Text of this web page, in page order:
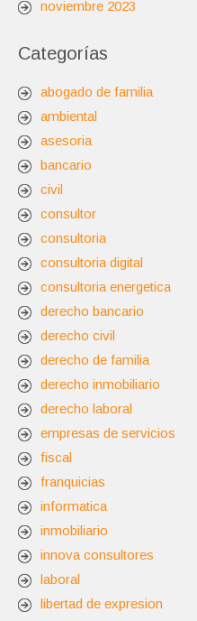
noviembre 2023
Categorías
abogado de familia
ambiental
asesoria
bancario
civil
consultor
consultoria
consultoria digital
consultoria energetica
derecho bancario
derecho civil
derecho de familia
derecho inmobiliario
derecho laboral
empresas de servicios
fiscal
franquicias
informatica
inmobiliario
innova consultores
laboral
libertad de expresion